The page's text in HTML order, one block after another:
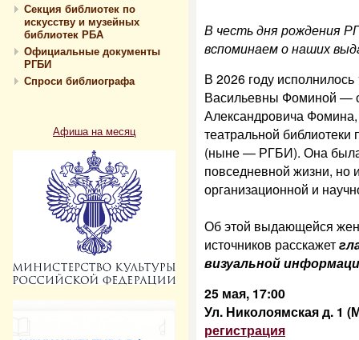
Секция библиотек по
искусству и музейных
библиотек РБА
Официальные документы
РГБИ
Спроси библиографа
Афиша на месяц
В честь дня рождения
вспоминаем о наших
В 2026 году
Васильевны Фоминой —
Александровича Фомина,
театральной
(ныне — РГБИ). Она
повседневной жизни, но
организационной и
Об этой выдающейся
источников расскажет
визуальной
25 мая, 17:00
Ул. Николоямская д. 1
регистрация